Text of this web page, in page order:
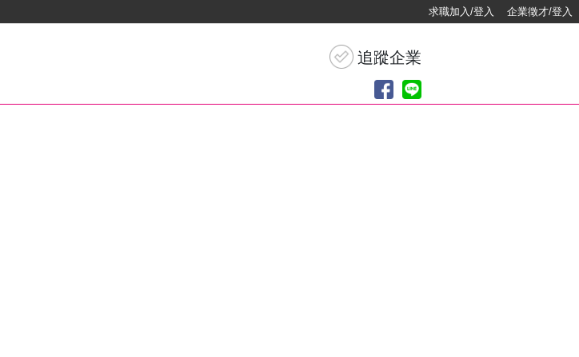
求職加入/登入 企業徵才/登入